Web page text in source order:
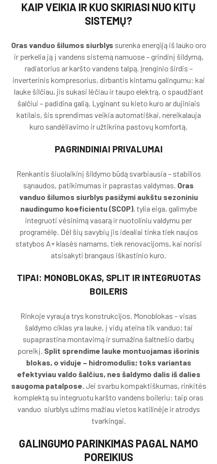
KAIP VEIKIA IR KUO SKIRIASI NUO KITŲ
SISTEMŲ?
Oras vanduo šilumos siurblys surenka energiją iš lauko oro
ir perkelia ją į vandens sistemą namuose – grindinį šildymą,
radiatorius ar karšto vandens talpą. Įrenginio širdis –
inverterinis kompresorius, dirbantis kintamu galingumu: kai
lauke šilčiau, jis sukasi lėčiau ir taupo elektrą, o spaudžiant
šalčiui – padidina galią. Lyginant su kieto kuro ar dujiniais
katilais, šis sprendimas veikia automatiškai, nereikalauja
kuro sandėliavimo ir užtikrina pastovų komfortą.
PAGRINDINIAI PRIVALUMAI
Renkantis šiuolaikinį šildymo būdą svarbiausia – stabilios
sąnaudos, patikimumas ir paprastas valdymas. Oras
vanduo šilumos siurblys pasižymi aukštu sezoniniu
naudingumo koeficientu (SCOP), tylia eiga, galimybe
integruoti vėsinimą vasarą ir nuotoliniu valdymu per
programėlę. Dėl šių savybių jis idealiai tinka tiek naujos
statybos A+ klasės namams, tiek renovacijoms, kai norisi
atsisakyti brangaus iškastinio kuro.
TIPAI: MONOBLOKAS, SPLIT IR INTEGRUOTAS
BOILERIS
Rinkoje vyrauja trys konstrukcijos. Monoblokas – visas
šaldymo ciklas yra lauke, į vidų ateina tik vanduo; tai
supaprastina montavimą ir sumažina šaltnešio darbų
poreikį. Split sprendime lauke montuojamas išorinis
blokas, o viduje – hidromodulis; toks variantas
efektyviau valdo šalčius, nes šaldymo dalis iš dalies
saugoma patalpose. Jei svarbu kompaktiškumas, rinkitės
komplektą su integruotu karšto vandens boileriu: taip oras
vanduo siurblys užims mažiau vietos katilinėje ir atrodys
tvarkingai.
GALINGUMO PARINKIMAS PAGAL NAMO
POREIKIUS